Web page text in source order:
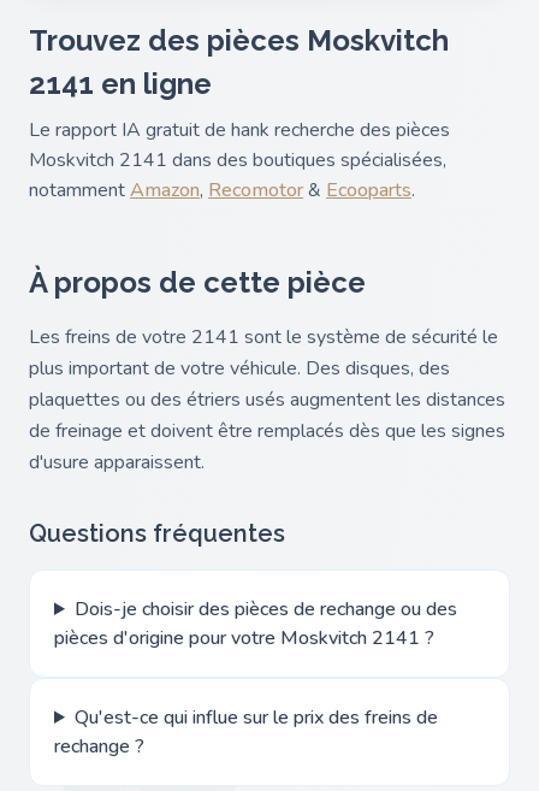
Trouvez des pièces Moskvitch
2141 en ligne
Le rapport IA gratuit de hank recherche des pièces
Moskvitch 2141 dans des boutiques spécialisées,
notammentAmazon, Recomotor& Ecooparts.
À propos de cette pièce
Les freins de votre 2141 sont le système de sécurité le
plus important de votre véhicule. Des disques, des
plaquettes ou des étriers usés augmentent les distances
de freinage et doivent être remplacés dès que les signes
d'usure apparaissent.
Questions fréquentes
Dois-je choisir des pièces de rechange ou des
pièces d'origine pour votre Moskvitch 2141 ?
Qu'est-ce qui influe sur le prix des freins de
rechange ?